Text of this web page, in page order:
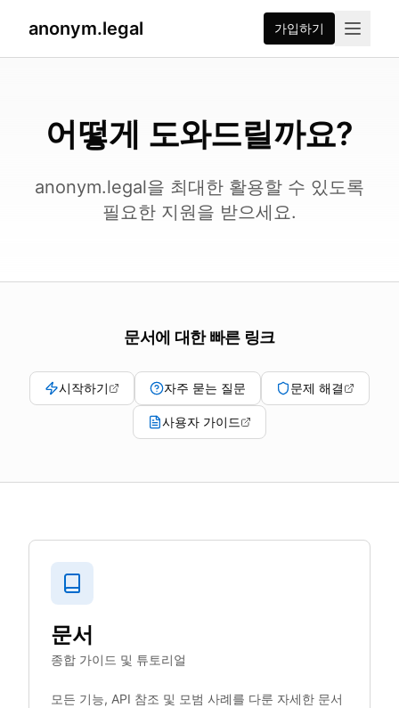
anonym.legal 가입하기
어떻게 도와드릴까요?
anonym.legal을 최대한 활용할 수 있도록
필요한 지원을 받으세요.
문서에 대한 빠른 링크
시작하기 자주 묻는 질문 문제 해결
사용자 가이드
문서
종합 가이드 및 튜토리얼
모든 기능, API 참조 및 모범 사례를 다룬 자세한 문서